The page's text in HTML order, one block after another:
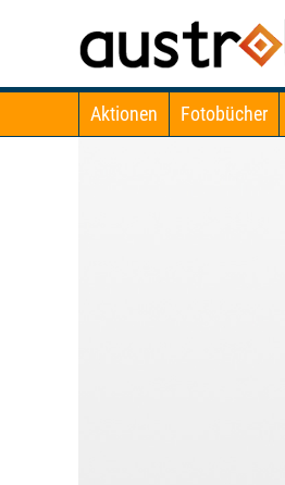
Aktionen Fotobücher